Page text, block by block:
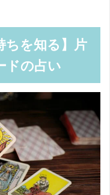
ちを知る】片
ドの占い